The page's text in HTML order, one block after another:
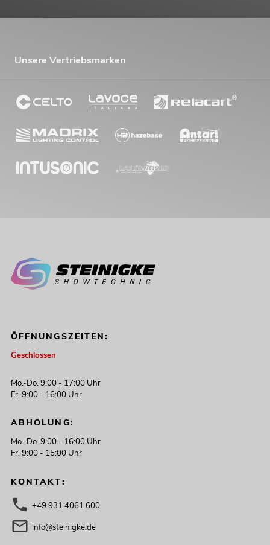
Unsere Vertriebsmarken
ÖFFNUNGSZEITEN:
Geschlossen
Mo.-Do. 9:00 - 17:00 Uhr
Fr. 9:00 - 16:00 Uhr
ABHOLUNG:
Mo.-Do. 9:00 - 16:00 Uhr
Fr. 9:00 - 15:00 Uhr
KONTAKT:
+49 931 4061 600
info@steinigke.de